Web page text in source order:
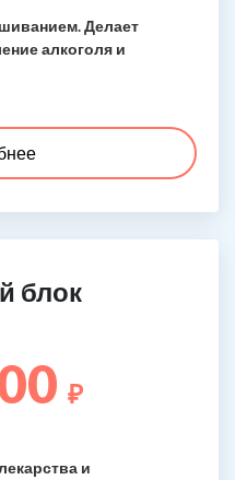
Делает
алкоголя и
блок
₽
и